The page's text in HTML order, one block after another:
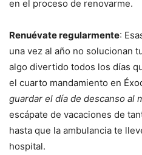
en el proceso de renovarme.
Renuévate regularmente:
una vez al año no solucionan
algo divertido todos los días
el cuarto mandamiento en
guardar el día de descanso al
escápate de vacaciones de
hasta que la ambulancia te
hospital.